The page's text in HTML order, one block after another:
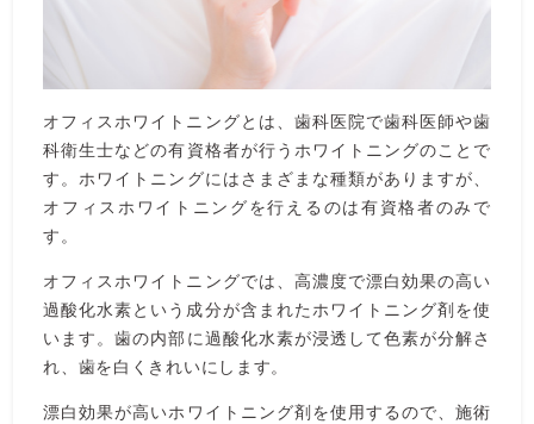
オフィスホワイトニングとは、歯科医院で歯科医師や歯
科衛生士などの有資格者が行うホワイトニングのことで
す。ホワイトニングにはさまざまな種類がありますが、
オフィスホワイトニングを行えるのは有資格者のみで
す。
オフィスホワイトニングでは、高濃度で漂白効果の高い
過酸化水素という成分が含まれたホワイトニング剤を使
います。歯の内部に過酸化水素が浸透して色素が分解さ
れ、歯を白くきれいにします。
漂白効果が高いホワイトニング剤を使用するので、施術